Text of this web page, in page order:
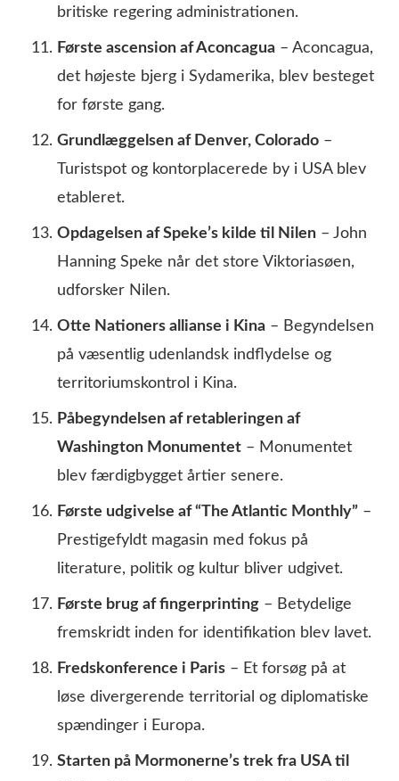
britiske regering administrationen.
Første ascension af Aconcagua – Aconcagua,
det højeste bjerg i Sydamerika, blev besteget
for første gang.
Grundlæggelsen af Denver, Colorado –
Turistspot og kontorplacerede by i USA blev
etableret.
Opdagelsen af Speke’s kilde til Nilen – John
Hanning Speke når det store Viktoriasøen,
udforsker Nilen.
Otte Nationers allianse i Kina – Begyndelsen
på væsentlig udenlandsk indflydelse og
territoriumskontrol i Kina.
Påbegyndelsen af retableringen af
Washington Monumentet – Monumentet
blev færdigbygget årtier senere.
Første udgivelse af “The Atlantic Monthly” –
Prestigefyldt magasin med fokus på
literature, politik og kultur bliver udgivet.
Første brug af fingerprinting – Betydelige
fremskridt inden for identifikation blev lavet.
Fredskonference i Paris – Et forsøg på at
løse divergerende territorial og diplomatiske
spændinger i Europa.
Starten på Mormonerne’s trek fra USA til